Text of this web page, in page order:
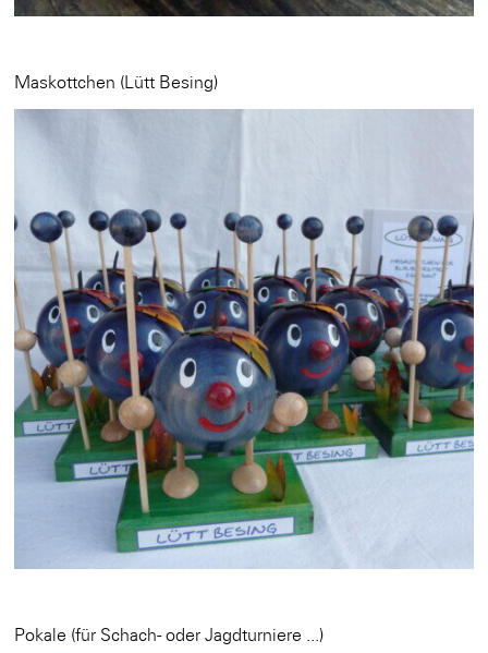
Maskottchen (Lütt Besing)
Pokale (für Schach- oder Jagdturniere ...)